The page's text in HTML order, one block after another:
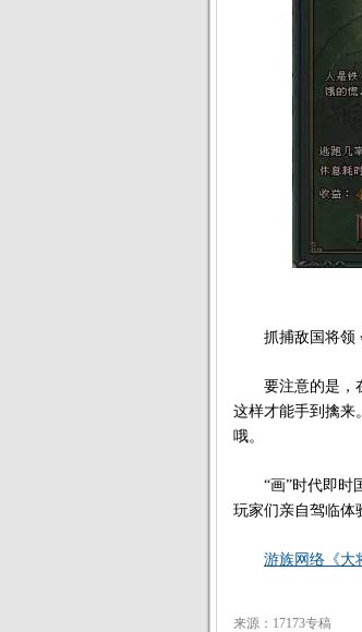
抓捕敌国将领
要注意的是，在
这样才能手到擒来
哦。
“画”时代即时国
玩家们亲自驾临体
游族网络《大
来源：